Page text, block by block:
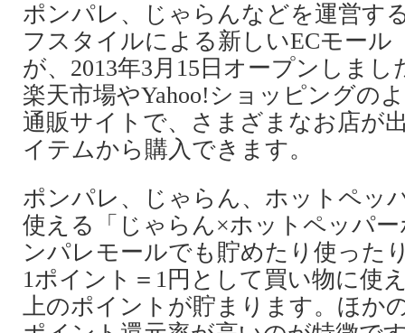
ポンパレ、じゃらんなどを運営す
フスタイルによる新しいECモール
が、2013年3月15日オープンしまし
楽天市場やYahoo!ショッピングの
通販サイトで、さまざまなお店が
イテムから購入できます。
ポンパレ、じゃらん、ホットペッ
使える「じゃらん×ホットペッパ
ンパレモールでも貯めたり使った
1ポイント＝1円として買い物に使
上のポイントが貯まります。ほか